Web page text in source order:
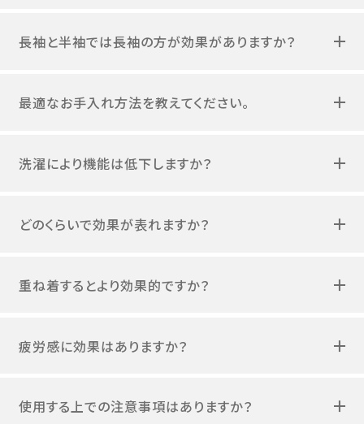
長袖と半袖では長袖の方が効果がありますか？
最適なお手入れ方法を教えてください。
洗濯により機能は低下しますか？
どのくらいで効果が表れますか？
重ね着するとより効果的ですか？
疲労感に効果はありますか？
使用する上での注意事項はありますか？